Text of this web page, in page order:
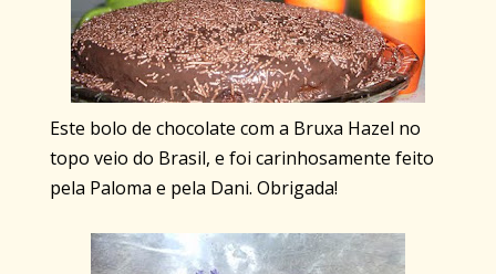
Este bolo de chocolate com a Bruxa Hazel no
topo veio do Brasil, e foi carinhosamente feito
pela Paloma e pela Dani. Obrigada!